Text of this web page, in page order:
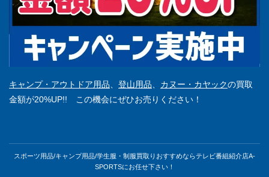
キャンプ・アウトドア用品 登山用品 カヌー・カヤックの買取
金額が20%UP!! この機会にぜひお売りください！
スポーツ用品/キャンプ用品/学生服・制服買取りおすすめならテレビ番組紹介店A-
SPORTSにお任せ下さい！